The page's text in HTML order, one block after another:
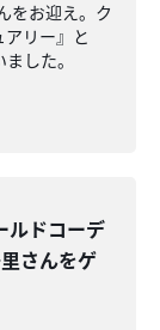
をお迎え。ク
リー』と
した。
ドコーデ
さんをゲ